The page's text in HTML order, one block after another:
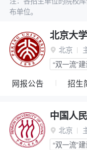
布单位。
北京大学
 北京
“双一流”
网报公告 招生
中国人
 北京
“双一流”